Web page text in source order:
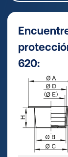
620: